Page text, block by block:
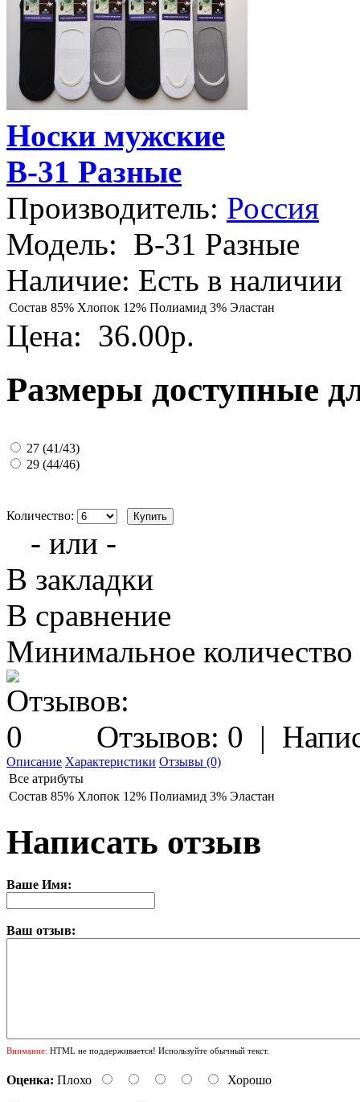
Носки мужские
B-31 Разные
Производитель: Россия
Модель: B-31 Разные
Наличие: Есть в наличии
Состав 85% Хлопок 12% Полиамид 3% Эластан
Цена: 36.00р.
Размеры доступные
27 (41/43)
29 (44/46)
Количество:
- или -
В закладки
В сравнение
Минимальное количество
Отзывов: 0 |
Описание Характеристики Отзывы (0)
Все атрибуты
Состав 85% Хлопок 12% Полиамид 3% Эластан
Написать отзыв
Ваше Имя:
Ваш отзыв:
Внимание: HTML не поддерживается! Используйте обычный текст.
Оценка: Плохо Хорошо